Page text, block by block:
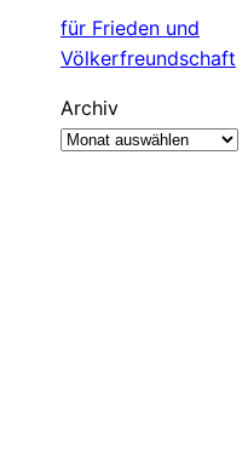
für Frieden und
Völkerfreundschaft
Archiv